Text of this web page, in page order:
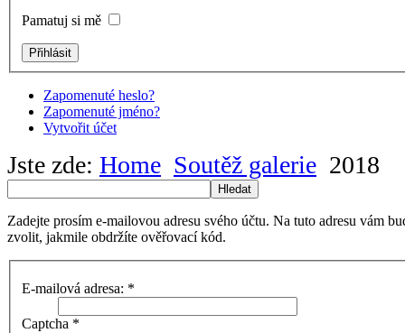
Pamatuj si mě
Zapomenuté heslo?
Zapomenuté jméno?
Vytvořit účet
Jste zde: Home Soutěž galerie 2018
Hledat
Zadejte prosím e-mailovou adresu svého účtu. Na tuto adresu vám
zvolit, jakmile obdržíte ověřovací kód.
E-mailová adresa: *
Captcha *